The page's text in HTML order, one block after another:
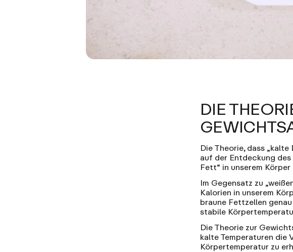
DIE
Die Theorie, dass
auf der Entdeckung des
Fett“ in unserem
Im Gegensatz zu
Kalorien in unserem
braune Fettzellen
stabile
Die Theorie zur
kalte Temperaturen die
Körpertemperatur zu